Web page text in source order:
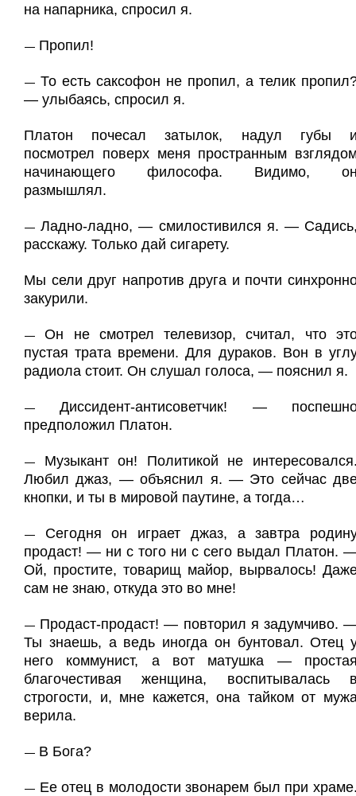
на напарника, спросил я.
— Пропил!
— То есть саксофон не пропил, а телик
— улыбаясь, спросил я.
Платон почесал затылок, надул губы
посмотрел поверх меня пространным
начинающего философа. Видимо,
размышлял.
—Ладно-ладно, — смилостивился я. —
расскажу. Только дай сигарету.
Мы сели друг напротив друга и почти
закурили.
—Он не смотрел телевизор, считал, что
пустая трата времени. Для дураков. Вон в
радиола стоит. Он слушал голоса, — пояснил я.
—Диссидент-антисоветчик! —
предположил Платон.
— Музыкант он! Политикой не
Любил джаз, — объяснил я. — Это сейчас
кнопки, и ты в мировой паутине, а тогда…
— Сегодня он играет джаз, а завтра
продаст! — ни с того ни с сего выдал Платон.
Ой, простите, товарищ майор, вырвалось!
сам не знаю, откуда это во мне!
— Продаст-продаст! — повторил я задумчиво.
Ты знаешь, а ведь иногда он бунтовал. Отец
него коммунист, а вот матушка —
благочестивая женщина, воспитывалась
строгости, и, мне кажется, она тайком от
верила.
— В Бога?
— Ее отец в молодости звонарем был при